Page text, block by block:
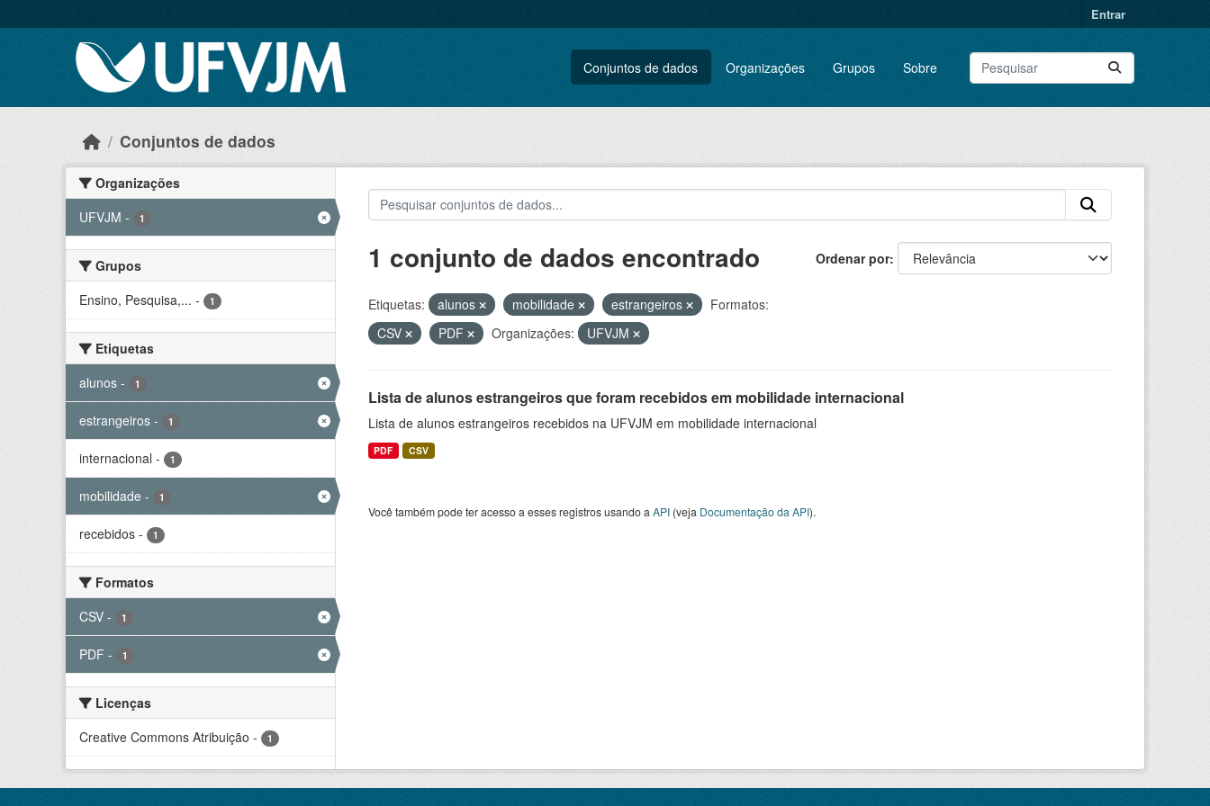
Entrar
Conjuntos de dados Organizações Grupos Sobre
Conjuntos de dados
Organizações
UFVJM - 1
Grupos
Ensino, Pesquisa,... - 1
Etiquetas
alunos - 1
estrangeiros - 1
internacional - 1
mobilidade - 1
recebidos - 1
Formatos
CSV - 1
PDF - 1
Licenças
Creative Commons Atribuição - 1
Ordenar por
1 conjunto de dados encontrado
Etiquetas: alunos mobilidade estrangeiros
Formatos:
CSV
PDF Organizações: UFVJM
Lista de alunos estrangeiros que foram recebidos em mobilidade internacional
Lista de alunos estrangeiros recebidos na UFVJM em mobilidade internacional
PDF CSV
Você também pode ter acesso a esses registros usando a API(veja Documentação da API).